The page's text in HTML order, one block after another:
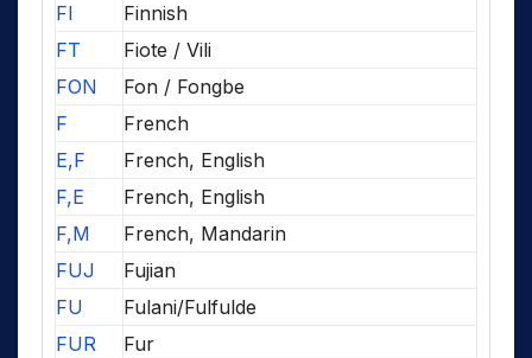
FI
Finnish
FT
Fiote / Vili
FON
Fon / Fongbe
F
French
E,F
French, English
F,E
French, English
F,M
French, Mandarin
FUJ
Fujian
FU
Fulani/Fulfulde
FUR
Fur